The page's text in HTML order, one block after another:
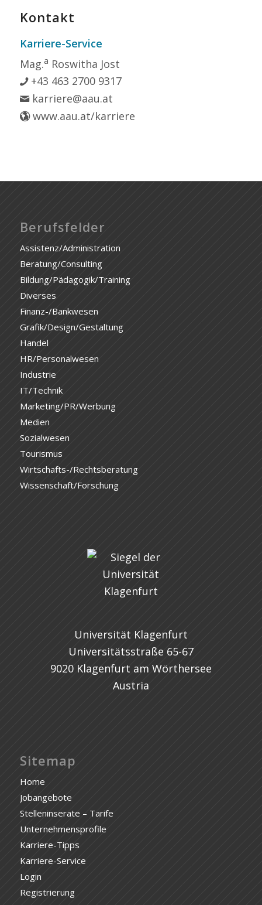
Kontakt
Karriere-Service
Mag.a Roswitha Jost
+43 463 2700 9317
karriere@aau.at
www.aau.at/karriere
Berufsfelder
Assistenz/Administration
Beratung/Consulting
Bildung/Pädagogik/Training
Diverses
Finanz-/Bankwesen
Grafik/Design/Gestaltung
Handel
HR/Personalwesen
Industrie
IT/Technik
Marketing/PR/Werbung
Medien
Sozialwesen
Tourismus
Wirtschafts-/Rechtsberatung
Wissenschaft/Forschung
Universität Klagenfurt
Universitätsstraße 65-67
9020 Klagenfurt am Wörthersee
Austria
Sitemap
Home
Jobangebote
Stelleninserate – Tarife
Unternehmensprofile
Karriere-Tipps
Karriere-Service
Login
Registrierung